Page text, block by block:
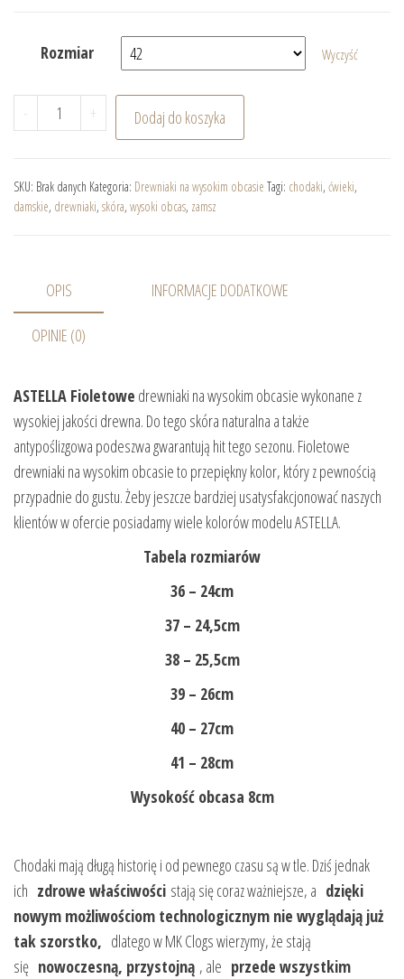
Rozmiar Wyczyść
- ilość ASTELLA Fioletowe drewniaki na wysokim obcasie
+ Dodaj do koszyka
SKU: Brak danych Kategoria: Drewniaki na wysokim obcasie Tagi: chodaki, ćwieki,
damskie, drewniaki, skóra, wysoki obcas, zamsz
OPIS INFORMACJE DODATKOWE
OPINIE (0)
ASTELLA Fioletowe drewniaki na wysokim obcasie wykonane z
wysokiej jakości drewna. Do tego skóra naturalna a także
antypoślizgowa podeszwa gwarantują hit tego sezonu. Fioletowe
drewniaki na wysokim obcasie to przepiękny kolor, który z pewnością
przypadnie do gustu. Żeby jeszcze bardziej usatysfakcjonować naszych
klientów w ofercie posiadamy wiele kolorów modelu ASTELLA.
Tabela rozmiarów
36 – 24cm
37 – 24,5cm
38 – 25,5cm
39 – 26cm
40 – 27cm
41 – 28cm
Wysokość obcasa 8cm
Chodaki mają długą historię i od pewnego czasu są w tle. Dziś jednak
ich zdrowe właściwości stają się coraz ważniejsze, a dzięki
nowym możliwościom technologicznym nie wyglądają już
tak szorstko, dlatego w MK Clogs wierzymy, że stają
się nowoczesną, przystojną , ale przede wszystkim